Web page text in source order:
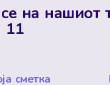
на нашиот
11
сметка